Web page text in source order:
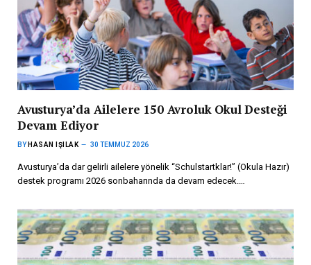
Avusturya’da Ailelere 150 Avroluk Okul Desteği
Devam Ediyor
BY HASAN IŞILAK 30 TEMMUZ 2026
Avusturya’da dar gelirli ailelere yönelik “Schulstartklar!” (Okula Hazır)
destek programı 2026 sonbaharında da devam edecek.…